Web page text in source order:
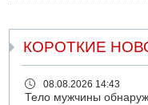
КОРОТКИЕ
08.08.2026 14:43
Тело мужчины